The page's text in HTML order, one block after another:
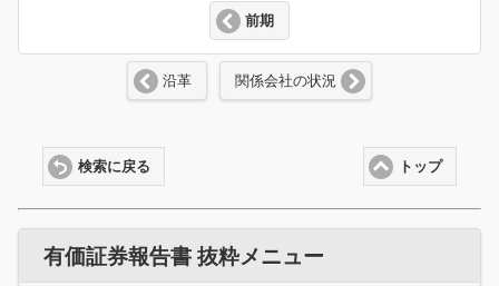
前期
沿革 関係会社の状況
トップ
検索に戻る
有価証券報告書 抜粋メニュー